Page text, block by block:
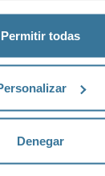
Permitir todas
Denegar